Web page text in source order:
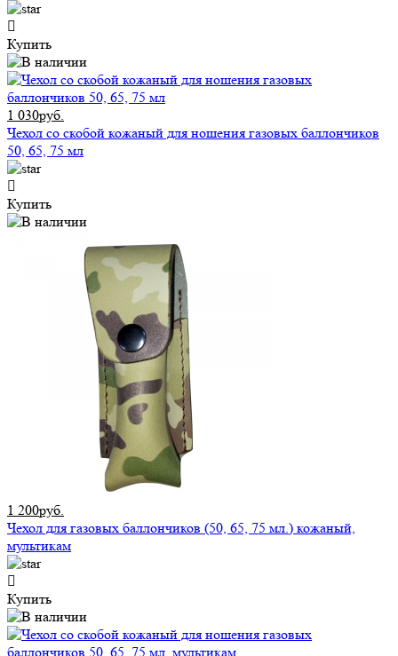
Купить
1 030руб.
Чехол со скобой кожаный для ношения газовых баллончиков
50, 65, 75 мл
Купить
1 200руб.
Чехол для газовых баллончиков (50, 65, 75 мл.) кожаный,
мультикам
Купить